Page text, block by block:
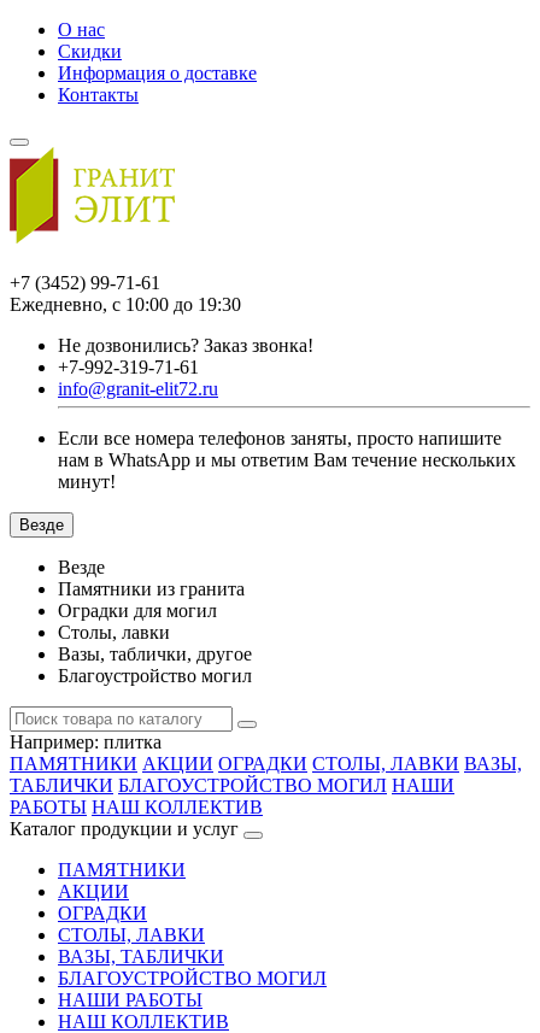
О нас
Скидки
Информация о доставке
Контакты
+7 (3452) 99-71-61
Ежедневно, с 10:00 до 19:30
Не дозвонились? Заказ звонка!
+7-992-319-71-61
info@granit-elit72.ru
Если все номера телефонов заняты, просто напишите
нам в WhatsApp и мы ответим Вам течение нескольких
минут!
Везде
Везде
Памятники из гранита
Оградки для могил
Столы, лавки
Вазы, таблички, другое
Благоустройство могил
Например: плитка
ПАМЯТНИКИ АКЦИИ ОГРАДКИ СТОЛЫ, ЛАВКИ ВАЗЫ,
ТАБЛИЧКИ БЛАГОУСТРОЙСТВО МОГИЛ НАШИ
РАБОТЫ НАШ КОЛЛЕКТИВ
Каталог продукции и услуг
ПАМЯТНИКИ
АКЦИИ
ОГРАДКИ
СТОЛЫ, ЛАВКИ
ВАЗЫ, ТАБЛИЧКИ
БЛАГОУСТРОЙСТВО МОГИЛ
НАШИ РАБОТЫ
НАШ КОЛЛЕКТИВ